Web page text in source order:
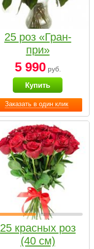
Заказать в один клик
25 роз «Гран-
при»
5 990руб.
Купить
25 красных роз
(40 см)